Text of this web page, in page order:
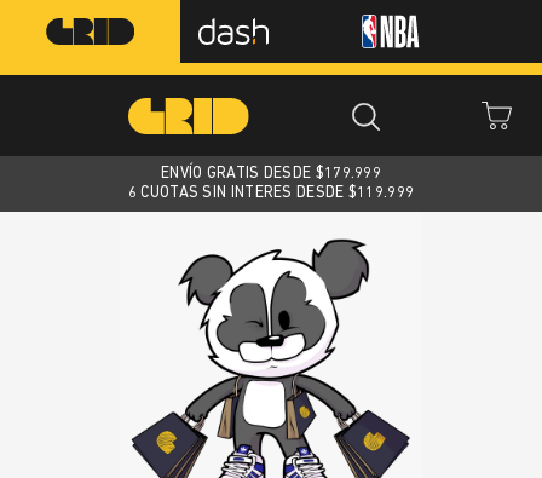
ENVÍO GRATIS DESDE $179.999
6 CUOTAS SIN INTERES DESDE $119.999